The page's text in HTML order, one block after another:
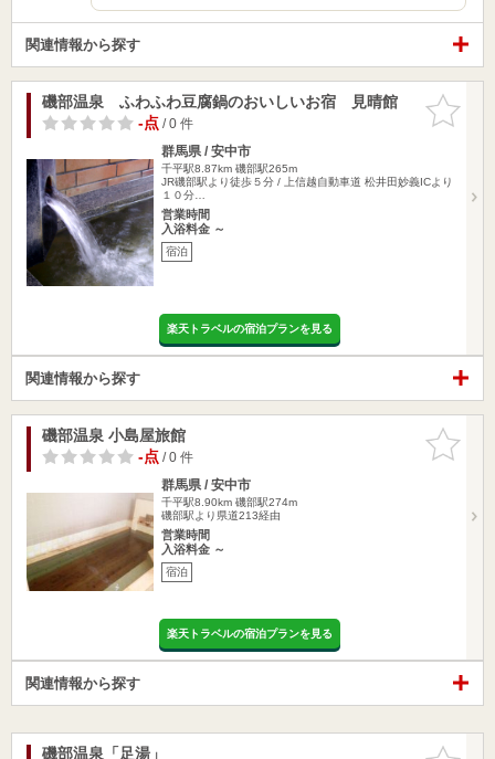
関連情報から探す
お気に入
りに追加
磯部温泉 ふわふわ豆腐鍋のおいしいお宿 見晴館
-点/ 0 件
群馬県 / 安中市
千平駅8.87km 磯部駅265m
JR磯部駅より徒歩５分 / 上信越自動車道 松井田妙義ICより
１０分…
営業時間
入浴料金 ～
宿泊
楽天トラベルの宿泊プランを見る
関連情報から探す
お気に入
りに追加
磯部温泉 小島屋旅館
-点/ 0 件
群馬県 / 安中市
千平駅8.90km 磯部駅274m
磯部駅より県道213経由
営業時間
入浴料金 ～
宿泊
楽天トラベルの宿泊プランを見る
関連情報から探す
お気に入
磯部温泉「足湯」